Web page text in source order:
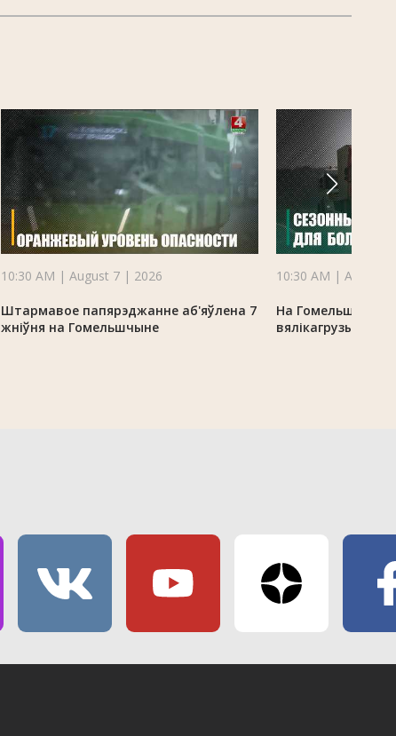
10:30 AM | August 7 | 2026
Штармавое папярэджанне аб'яўлена 7
жніўня на Гомельшчыне
10:30 AM | August 7
На Гомельшчыне
вялікагрузы з-за